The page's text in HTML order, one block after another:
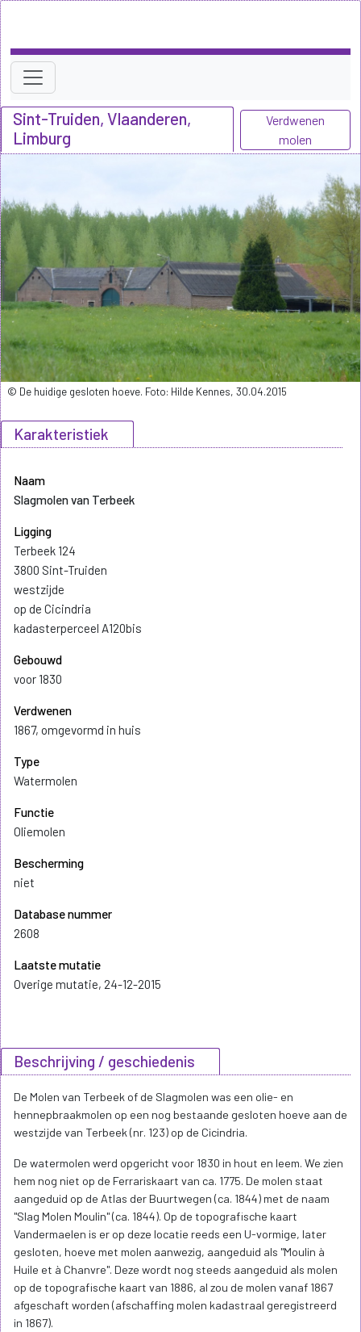
Sint-Truiden, Vlaanderen,
Limburg
Verdwenen
molen
Karakteristiek
Naam
Slagmolen van Terbeek
Ligging
Terbeek 124
3800 Sint-Truiden
westzijde
op de Cicindria
kadasterperceel A120bis
Gebouwd
voor 1830
Verdwenen
1867, omgevormd in huis
Type
Watermolen
Functie
Oliemolen
Bescherming
niet
Database nummer
2608
Laatste mutatie
Overige mutatie, 24-12-2015
© De huidige gesloten hoeve. Foto: Hilde Kennes, 30.04.2015
Beschrijving / geschiedenis
De Molen van Terbeek of de Slagmolen was een olie- en
hennepbraakmolen op een nog bestaande gesloten hoeve aan de
westzijde van Terbeek (nr. 123) op de Cicindria.
De watermolen werd opgericht voor 1830 in hout en leem. We zien
hem nog niet op de Ferrariskaart van ca. 1775. De molen staat
aangeduid op de Atlas der Buurtwegen (ca. 1844) met de naam
"Slag Molen Moulin" (ca. 1844). Op de topografische kaart
Vandermaelen is er op deze locatie reeds een U-vormige, later
gesloten, hoeve met molen aanwezig, aangeduid als "Moulin à
Huile et à Chanvre". Deze wordt nog steeds aangeduid als molen
op de topografische kaart van 1886, al zou de molen vanaf 1867
afgeschaft worden (afschaffing molen kadastraal geregistreerd
in 1867).